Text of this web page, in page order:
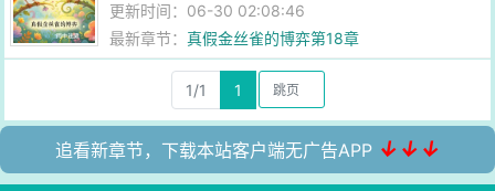
更新时间：06-30 02:08:46
最新章节：真假金丝雀的博弈第18章
1/1 1
追看新章节，下载本站客户端无广告APP ↓↓↓